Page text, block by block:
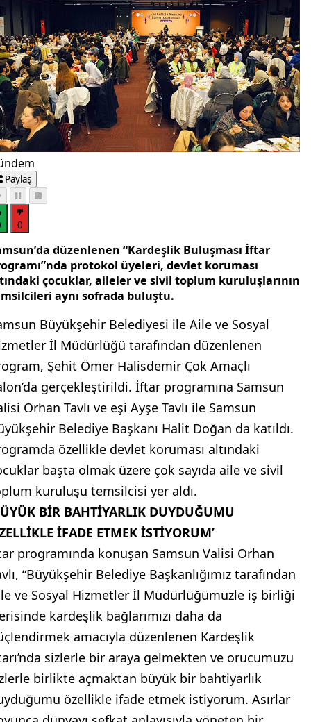
Paylaş
0
düzenlenen “Kardeşlik Buluşması İftar
protokol üyeleri, devlet koruması
çocuklar, aileler ve sivil toplum kuruluşlarının
aynı sofrada buluştu.
Büyükşehir Belediyesi ile Aile ve Sosyal
İl Müdürlüğü tarafından düzenlenen
Şehit Ömer Halisdemir Çok Amaçlı
gerçekleştirildi. İftar programına Samsun
Orhan Tavlı ve eşi Ayşe Tavlı ile Samsun
Belediye Başkanı Halit Doğan da katıldı.
özellikle devlet koruması altındaki
başta olmak üzere çok sayıda aile ve sivil
kuruluşu temsilcisi yer aldı.
BİR BAHTİYARLIK DUYDUĞUMU
İFADE ETMEK İSTİYORUM’
programında konuşan Samsun Valisi Orhan
“Büyükşehir Belediye Başkanlığımız tarafından
ve Sosyal Hizmetler İl Müdürlüğümüzle iş birliği
kardeşlik bağlarımızı daha da
amacıyla düzenlenen Kardeşlik
sizlerle bir araya gelmekten ve orucumuzu
birlikte açmaktan büyük bir bahtiyarlık
özellikle ifade etmek istiyorum. Asırlar